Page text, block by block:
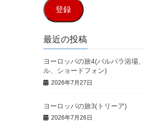
ル
ア
ド
レ
ス
登録
最近の投稿
ヨーロッパの旅4(バルバラ浴場
ル、ショードフォン)
2026年7月27日
ヨーロッパの旅3(トリーア)
2026年7月26日